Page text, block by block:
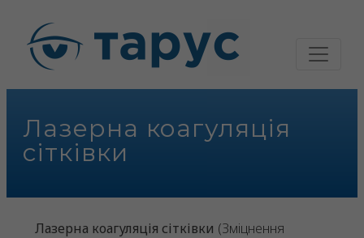
Лазерна коагуляція
сітківки
Лазерна коагуляція сітківки (Зміцнення